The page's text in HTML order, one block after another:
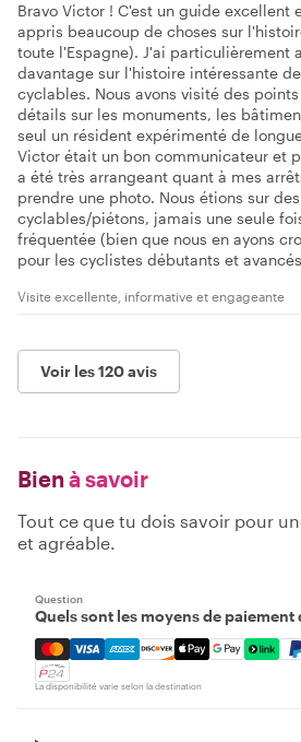
Bravo Victor ! C'est un guide excellent
appris beaucoup de choses sur
toute l'Espagne). J'ai particulièrement
davantage sur l'histoire intéressante
cyclables. Nous avons visité des
détails sur les monuments, les
seul un résident expérimenté de
Victor était un bon communicateur et
a été très arrangeant quant à mes
prendre une photo. Nous étions sur
cyclables/piétons, jamais une seule
fréquentée (bien que nous en ayons
pour les cyclistes débutants et
Visite excellente, informative et engageante
Voir les 120 avis
Bien à savoir
Tout ce que tu dois savoir pour
et agréable.
Question
Quels sont les moyens de paiement
Mastercard, Visa, Amex,
La disponibilité varie selon la destination